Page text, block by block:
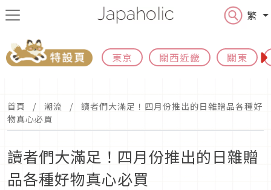
繁
東京 關西近畿 關東
首頁 潮流
讀者們大滿足！四月份推出的日雜贈品各種好
物真心必買
讀者們大滿足！四月份推出的日雜贈
品各種好物真心必買